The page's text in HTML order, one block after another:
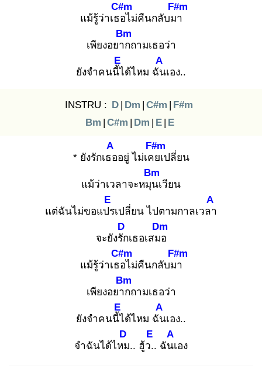
แม้รู้ว่าเธอ
C#m
ไม่คืนกลับมา
F#m
เพียงอยาก
Bm
ถามเธอว่า
ยังจำคนนี้ไ
E
ด้ไหม ฉัน
A
เอง..
INSTRU : D | Dm | C#m | F#m
Bm | C#m | Dm | E | E
* ยังรักเธอ
A
อยู่ ไม่เคย
F#m
เปลี่ยน
แม้ว่าเวลาจะหมุน
Bm
เวียน
แต่ฉันไม่ขอแปร
E
เปลี่ยน ไปตามกาลเวลา
A
จะยังรัก
D
เธอเสมอ
Dm
แม้รู้ว่าเธอ
C#m
ไม่คืนกลับมา
F#m
เพียงอยาก
Bm
ถามเธอว่า
ยังจำคนนี้ไ
E
ด้ไหม ฉัน
A
เอง..
จำฉันได้ไหม
D
.. ฮู้ว..
E
ฉันเ
A
อง